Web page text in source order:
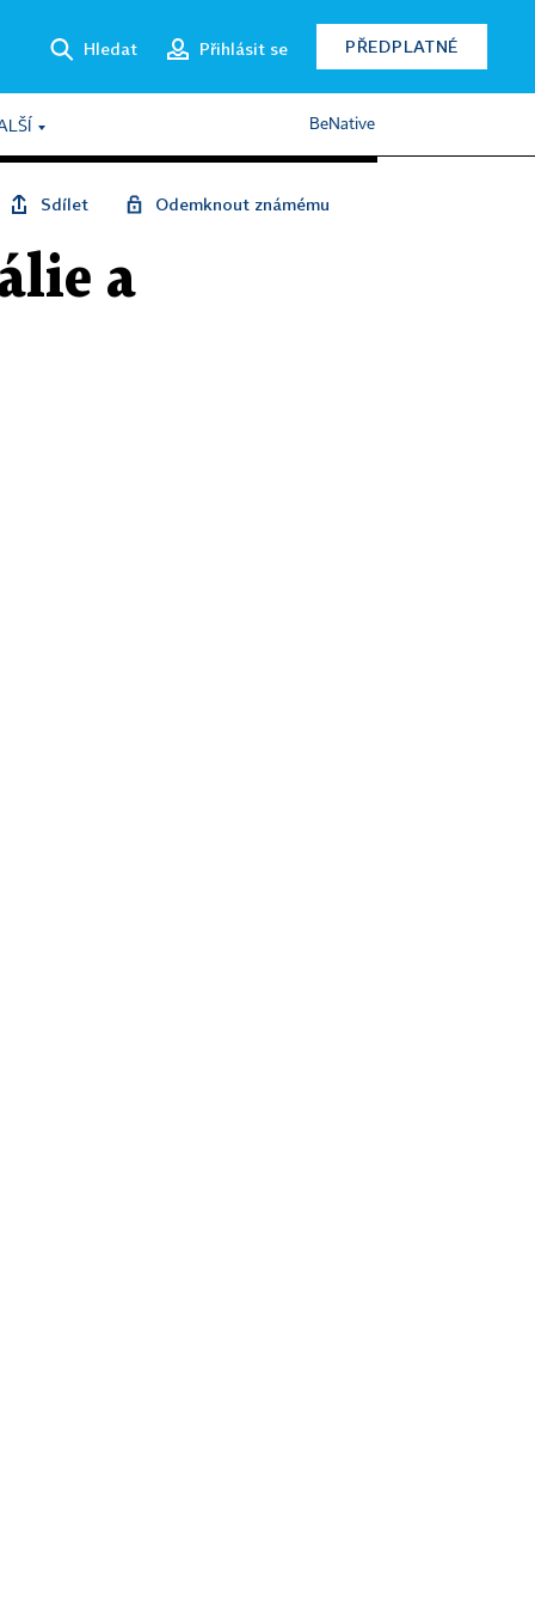
Hledat Přihlásit se PŘEDPLATNÉ
BeNative
Sdílet Odemknout známému
a